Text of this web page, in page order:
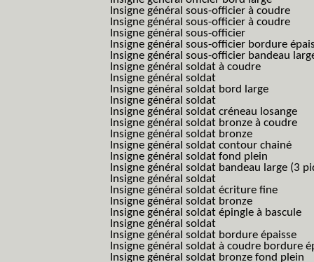
Insigne général sous-officier à coudre
Insigne général sous-officier à coudre
Insigne général sous-officier
Insigne général sous-officier bordure
Insigne général sous-officier bandeau
Insigne général soldat à coudre
Insigne général soldat
Insigne général soldat bord large
Insigne général soldat
Insigne général soldat créneau losange
Insigne général soldat bronze à coudre
Insigne général soldat bronze
Insigne général soldat contour chainé
Insigne général soldat fond plein
Insigne général soldat bandeau large (3
Insigne général soldat
Insigne général soldat écriture fine
Insigne général soldat bronze
Insigne général soldat épingle à bascule
Insigne général soldat
Insigne général soldat bordure épaisse
Insigne général soldat à coudre bordure
Insigne général soldat bronze fond plein